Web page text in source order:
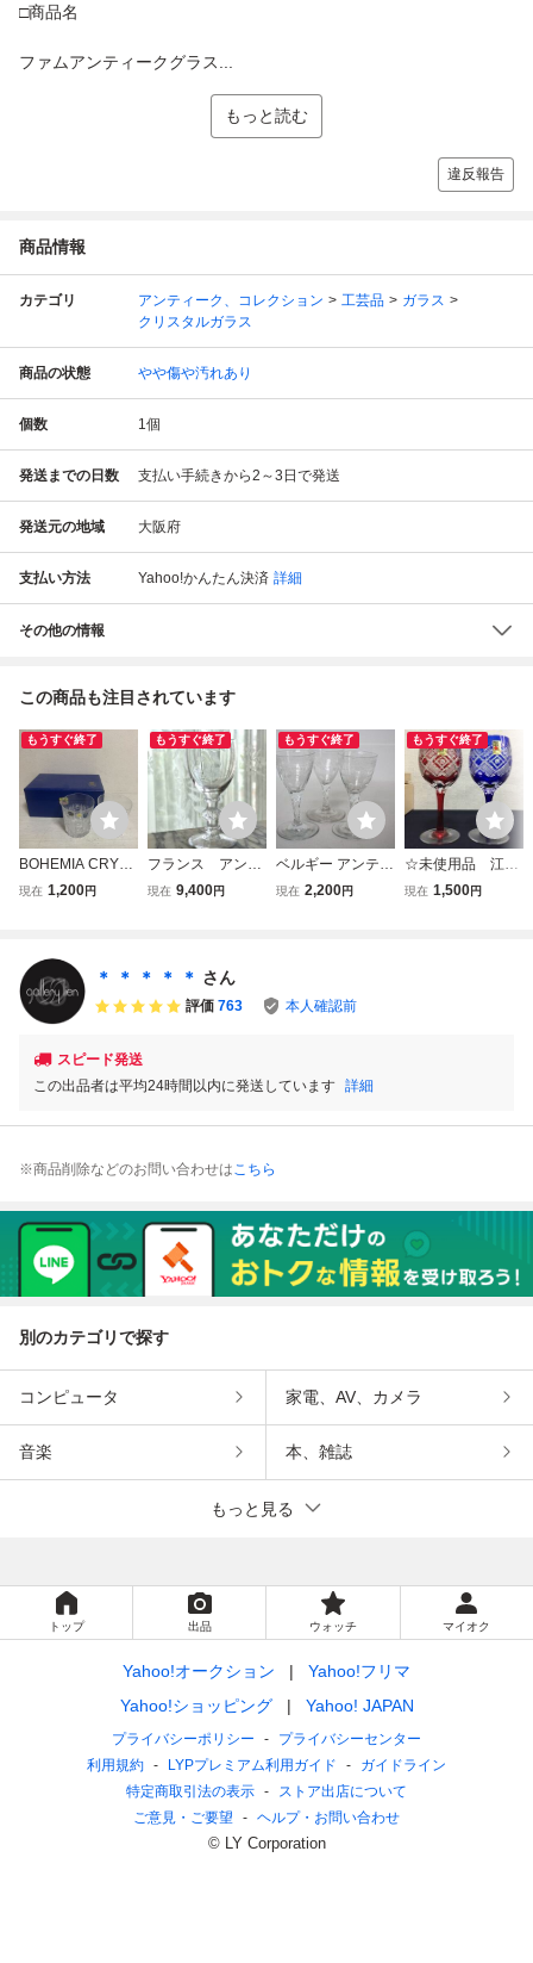
□商品名
ファムアンティークグラス...
もっと読む
違反報告
商品情報
カテゴリ アンティーク、コレクション 工芸品
ガラス
クリスタルガラス
商品の状態 やや傷や汚れあり
個数 1個
発送までの日数 支払い手続きから2～3日で発送
発送元の地域 大阪府
支払い方法 Yahoo!かんたん決済 詳細
その他の情報
この商品も注目されています
もうすぐ終了
BOHEMIA CRYST
AL ボヘミア クリ
現在 1,200円
もうすぐ終了
フランス アンテ
ィーク ガラス
ポートワイン
酒にも
現在 9,400円
もうすぐ終了
ベルギー アンティ
ーク 古いガラスの
現在 2,200円
もうすぐ終了
☆未使用品 江戸
切子 器 ワイン
現在 1,500円
＊ ＊ ＊ ＊ ＊ さん
評価 763 本人確認前
スピード発送
この出品者は平均24時間以内に発送しています 詳細
※商品削除などのお問い合わせはこちら
別のカテゴリで探す
コンピュータ 家電、AV、カメラ
音楽 本、雑誌
もっと見る
トップ 出品 ウォッチ マイオク
Yahoo!オークション
Yahoo!フリマ
Yahoo!ショッピング
Yahoo! JAPAN
プライバシーポリシー
プライバシーセンター
利用規約
LYPプレミアム利用ガイド
ガイドライン
特定商取引法の表示
ストア出店について
ご意見・ご要望
ヘルプ・お問い合わせ
© LY Corporation